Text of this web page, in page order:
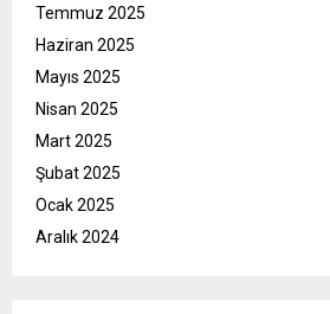
Temmuz 2025
Haziran 2025
Mayıs 2025
Nisan 2025
Mart 2025
Şubat 2025
Ocak 2025
Aralık 2024